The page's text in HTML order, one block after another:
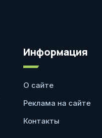
Информация
О сайте
Реклама на сайте
Контакты